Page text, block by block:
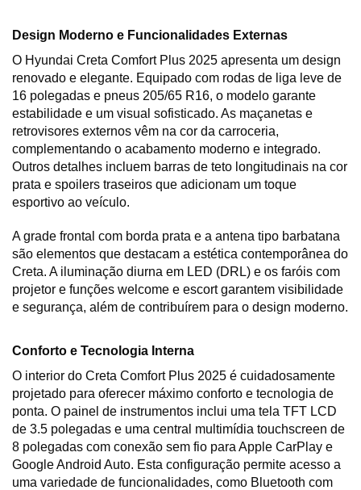
Design Moderno e Funcionalidades Externas
O Hyundai Creta Comfort Plus 2025 apresenta um design
renovado e elegante. Equipado com rodas de liga leve de
16 polegadas e pneus 205/65 R16, o modelo garante
estabilidade e um visual sofisticado. As maçanetas e
retrovisores externos vêm na cor da carroceria,
complementando o acabamento moderno e integrado.
Outros detalhes incluem barras de teto longitudinais na cor
prata e spoilers traseiros que adicionam um toque
esportivo ao veículo.
A grade frontal com borda prata e a antena tipo barbatana
são elementos que destacam a estética contemporânea do
Creta. A iluminação diurna em LED (DRL) e os faróis com
projetor e funções welcome e escort garantem visibilidade
e segurança, além de contribuírem para o design moderno.
Conforto e Tecnologia Interna
O interior do Creta Comfort Plus 2025 é cuidadosamente
projetado para oferecer máximo conforto e tecnologia de
ponta. O painel de instrumentos inclui uma tela TFT LCD
de 3.5 polegadas e uma central multimídia touchscreen de
8 polegadas com conexão sem fio para Apple CarPlay e
Google Android Auto. Esta configuração permite acesso a
uma variedade de funcionalidades, como Bluetooth com